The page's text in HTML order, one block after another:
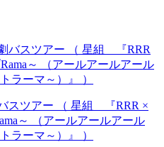
スツアー （ 星組 『RRR ×
～ （アールアールアール
ラーマ～）』 ）